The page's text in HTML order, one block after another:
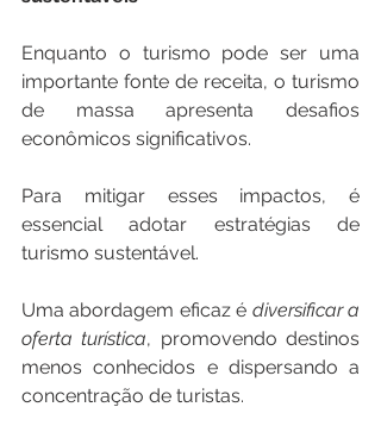
Enquanto o turismo pode ser uma
importante fonte de receita, o turismo
de massa apresenta desafios
econômicos significativos.
Para mitigar esses impactos, é
essencial adotar estratégias de
turismo sustentável.
Uma abordagem eficaz é diversificar a
oferta turística, promovendo destinos
menos conhecidos e dispersando a
concentração de turistas.